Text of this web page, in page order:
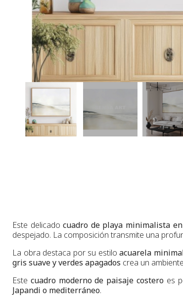
Este delicadocuadro de playa minimalista
despejado. La composición transmite una
La obra destaca por su estiloacuarela
gris suave y verdes apagados crea un
Este cuadro moderno de paisaje costeroes
Japandi o mediterráneo.